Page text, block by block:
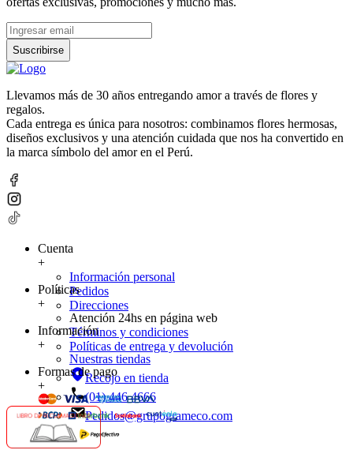
Suscribirse
Llevamos más de 30 años entregando amor a través de flores y
regalos.
Cada entrega es única para nosotros: combinamos flores hermosas,
diseños exclusivos y una atención cuidada que nos ha convertido en
la marca símbolo del amor en el Perú.
Cuenta
+
Información personal
Pedidos
Direcciones
Políticas
+
Atención 24hs en página web
Términos y condiciones
Políticas de entrega y devolución
Información
+
Nuestras tiendas
Recojo en tienda
(01) 446 4666
Pedidos@grupogrameco.com
Formas de pago
+